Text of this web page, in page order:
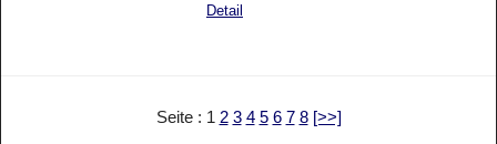
Detail
Seite : 1 2 3 4 5 6 7 8 [>>]